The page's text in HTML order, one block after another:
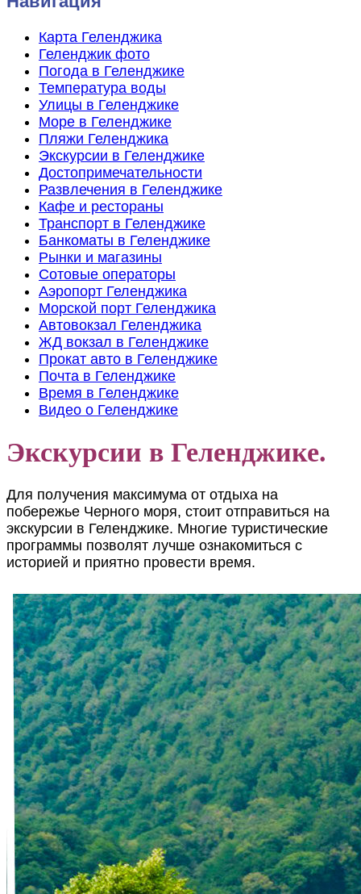
Карта Геленджика
Геленджик фото
Погода в Геленджике
Температура воды
Улицы в Геленджике
Море в Геленджике
Пляжи Геленджика
Экскурсии в Геленджике
Достопримечательности
Развлечения в Геленджике
Кафе и рестораны
Транспорт в Геленджике
Банкоматы в Геленджике
Рынки и магазины
Сотовые операторы
Аэропорт Геленджика
Морской порт Геленджика
Автовокзал Геленджика
ЖД вокзал в Геленджике
Прокат авто в Геленджике
Почта в Геленджике
Время в Геленджике
Видео о Геленджике
Экскурсии в Геленджике.
Для получения максимума от отдыха на
побережье Черного моря, стоит отправиться на
экскурсии в Геленджике. Многие туристические
программы позволят лучше ознакомиться с
историей и приятно провести время.